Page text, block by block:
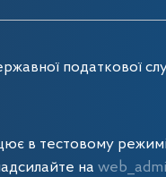
податкової
в тестовому
на